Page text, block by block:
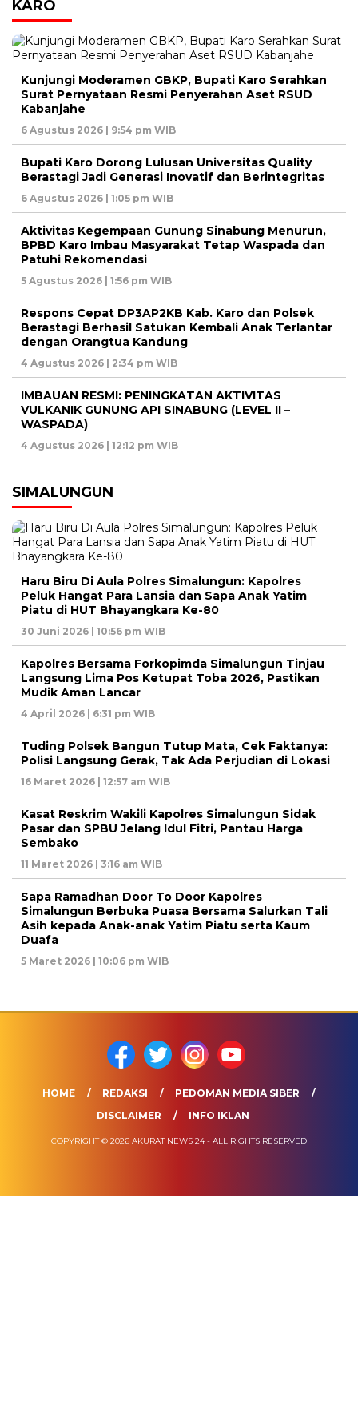
KARO
Kunjungi Moderamen GBKP, Bupati Karo Serahkan
Surat Pernyataan Resmi Penyerahan Aset RSUD
Kabanjahe
6 Agustus 2026 | 9:54 pm WIB
Bupati Karo Dorong Lulusan Universitas Quality
Berastagi Jadi Generasi Inovatif dan Berintegritas
6 Agustus 2026 | 1:05 pm WIB
Aktivitas Kegempaan Gunung Sinabung Menurun,
BPBD Karo Imbau Masyarakat Tetap Waspada dan
Patuhi Rekomendasi
5 Agustus 2026 | 1:56 pm WIB
Respons Cepat DP3AP2KB Kab. Karo dan Polsek
Berastagi Berhasil Satukan Kembali Anak Terlantar
dengan Orangtua Kandung
4 Agustus 2026 | 2:34 pm WIB
IMBAUAN RESMI: PENINGKATAN AKTIVITAS
VULKANIK GUNUNG API SINABUNG (LEVEL II –
WASPADA)
4 Agustus 2026 | 12:12 pm WIB
SIMALUNGUN
Haru Biru Di Aula Polres Simalungun: Kapolres
Peluk Hangat Para Lansia dan Sapa Anak Yatim
Piatu di HUT Bhayangkara Ke-80
30 Juni 2026 | 10:56 pm WIB
Kapolres Bersama Forkopimda Simalungun Tinjau
Langsung Lima Pos Ketupat Toba 2026, Pastikan
Mudik Aman Lancar
4 April 2026 | 6:31 pm WIB
Tuding Polsek Bangun Tutup Mata, Cek Faktanya:
Polisi Langsung Gerak, Tak Ada Perjudian di Lokasi
16 Maret 2026 | 12:57 am WIB
Kasat Reskrim Wakili Kapolres Simalungun Sidak
Pasar dan SPBU Jelang Idul Fitri, Pantau Harga
Sembako
11 Maret 2026 | 3:16 am WIB
Sapa Ramadhan Door To Door Kapolres
Simalungun Berbuka Puasa Bersama Salurkan Tali
Asih kepada Anak-anak Yatim Piatu serta Kaum
Duafa
5 Maret 2026 | 10:06 pm WIB
HOME REDAKSI
PEDOMAN MEDIA SIBER
DISCLAIMER
INFO IKLAN
COPYRIGHT © 2026 AKURAT NEWS 24 - ALL RIGHTS RESERVED